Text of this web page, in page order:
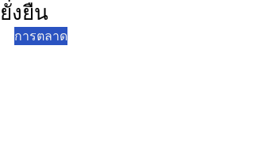
ยั่งยืน
การตลาด